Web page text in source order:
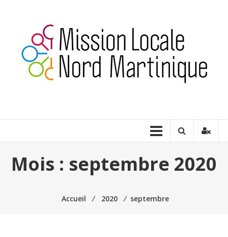
ensemble
place
Mois : septembre 2020
Accueil ⁄ 2020 ⁄ septembre